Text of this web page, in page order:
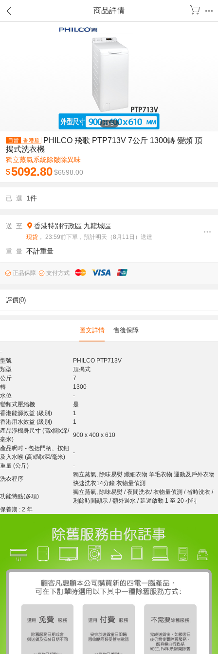
商品詳情
1/5
PHILCO 飛歌 PTP713V 7公斤 1300轉 變頻 頂
揭式洗衣機
獨立蒸氣系統除皺除異味
$5092.80$6598.00
已 選 1件
送 至 香港特別行政區 九龍城區
现货 ， 23:59前下單，預計明天（8月11日）送達
重 量 不計重量
正品保障 支付方式
評價(0)
圖文詳情 售後保障
-
型號
PHILCO PTP713V
類型
頂揭式
公斤
7
轉
1300
水位
-
變頻式壓縮機
是
香港能源效益 (級別)
1
香港用水效益 (級別)
1
產品淨機身尺寸 (高x闊x深/
毫米)
900 x 400 x 610
產品呎吋 - 包括門柄、按鈕
及入水喉 (高x闊x深/毫米)
-
重量 (公斤)
-
洗衣程序
獨立蒸氣, 除味易熨 纖細衣物 羊毛衣物 運動及戶外衣物
快速洗衣14分鐘 衣物量偵測
功能特點(多項)
獨立蒸氣, 除味易熨 / 夜間洗衣/ 衣物量偵測 / 省時洗衣 /
剩餘時間顯示 / 額外過水 / 延遲啟動 1 至 20 小時
保養期 : 2 年